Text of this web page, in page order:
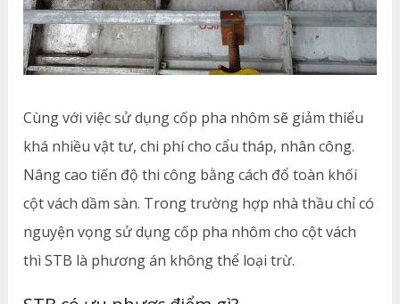
Cùng với việc sử dụng cốp pha nhôm sẽ giảm thiểu
khá nhiều vật tư, chi phí cho cẩu tháp, nhân công.
Nâng cao tiến độ thi công bằng cách đổ toàn khối
cột vách dầm sàn. Trong trường hợp nhà thầu chỉ có
nguyện vọng sử dụng cốp pha nhôm cho cột vách
thì STB là phương án không thể loại trừ.